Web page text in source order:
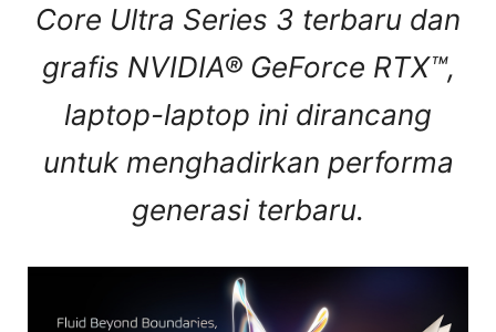
Core Ultra Series 3 terbaru dan
grafis NVIDIA® GeForce RTX™,
laptop-laptop ini dirancang
untuk menghadirkan performa
generasi terbaru.